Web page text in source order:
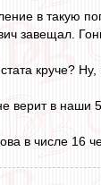
в такую
завещал.
круче?
в наши
в числе 16